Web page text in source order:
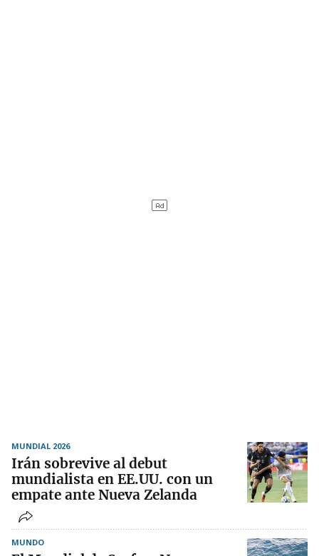
MUNDIAL 2026
Irán sobrevive al debut
mundialista en EE.UU. con un
empate ante Nueva Zelanda
MUNDO